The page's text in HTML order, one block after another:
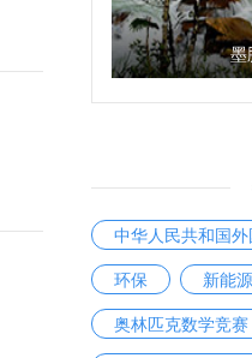
墨
中华人民共和国
环保
新能
奥林匹克数学竞赛